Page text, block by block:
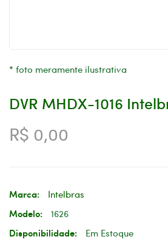
* foto meramente ilustrativa
DVR MHDX-1016
R$ 0,00
Marca:
Intelbras
Modelo:
1626
Disponibilidade:
Em Estoque